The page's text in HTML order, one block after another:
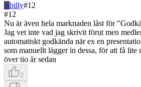
Bbilly#12
#12
Nu är även hela marknaden låst för
Jag vet inte vad jag skrivit förut men
automatiskt godkända när ex en
som manuellt lägger in dessa, för att få lite
över tio år sedan
0